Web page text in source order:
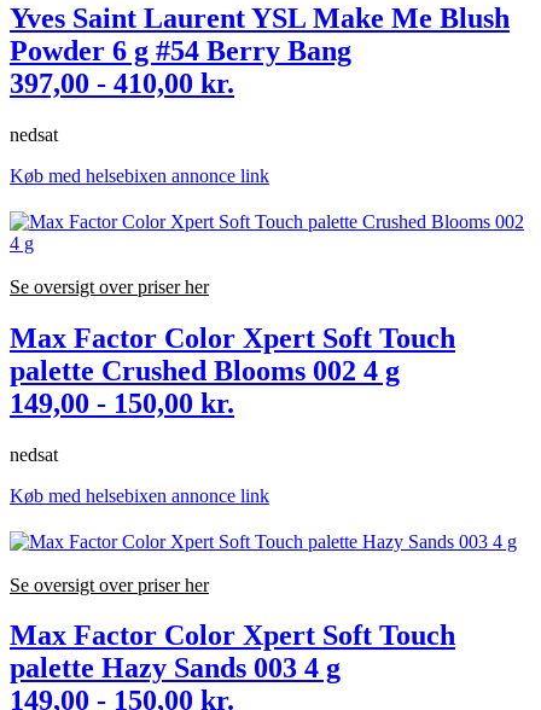
Yves Saint Laurent YSL Make Me Blush
Powder 6 g #54 Berry Bang
397,00 - 410,00 kr.
nedsat
Køb med helsebixen annonce link
Se oversigt over priser her
Max Factor Color Xpert Soft Touch
palette Crushed Blooms 002 4 g
149,00 - 150,00 kr.
nedsat
Køb med helsebixen annonce link
Se oversigt over priser her
Max Factor Color Xpert Soft Touch
palette Hazy Sands 003 4 g
149,00 - 150,00 kr.